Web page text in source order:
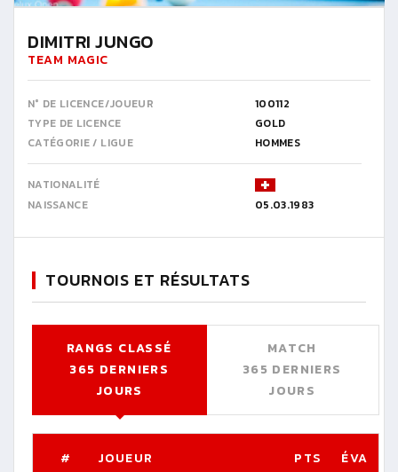
DIMITRI JUNGO
TEAM MAGIC
N° DE LICENCE/JOUEUR
100112
TYPE DE LICENCE
GOLD
CATÉGORIE / LIGUE
HOMMES
NATIONALITÉ
NAISSANCE
05.03.1983
TOURNOIS ET RÉSULTATS
RANGS CLASSÉ
365 DERNIERS
JOURS
MATCH
365 DERNIERS
JOURS
# JOUEUR PTS ÉVA